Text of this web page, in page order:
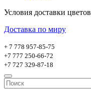
Условия доставки цветов
Доставка по миру
+ 7 778 957-85-75
+7 777 250-66-72
+7 727 329-87-18